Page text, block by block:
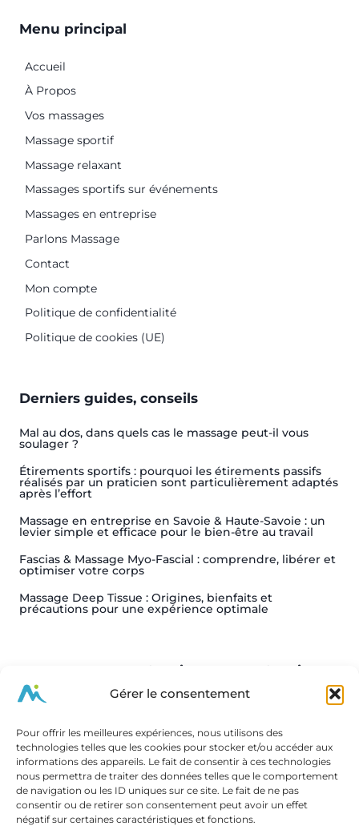
Gérer le consentement
Pour offrir les meilleures expériences, nous utilisons des
technologies telles que les cookies pour stocker et/ou accéder aux
informations des appareils. Le fait de consentir à ces technologies
nous permettra de traiter des données telles que le comportement
de navigation ou les ID uniques sur ce site. Le fait de ne pas
consentir ou de retirer son consentement peut avoir un effet
négatif sur certaines caractéristiques et fonctions.
Menu principal
Accueil
À Propos
Vos massages
Massage sportif
Massage relaxant
Massages sportifs sur événements
Massages en entreprise
Parlons Massage
Contact
Mon compte
Politique de confidentialité
Politique de cookies (UE)
Derniers guides, conseils
Mal au dos, dans quels cas le massage peut-il vous
soulager ?
Étirements sportifs : pourquoi les étirements passifs
réalisés par un praticien sont particulièrement adaptés
après l’effort
Massage en entreprise en Savoie & Haute-Savoie : un
levier simple et efficace pour le bien-être au travail
Fascias & Massage Myo-Fascial : comprendre, libérer et
optimiser votre corps
Massage Deep Tissue : Origines, bienfaits et
précautions pour une expérience optimale
Vos massages en Savoie et Haute-Savoie
Vos massages à Chambéry
Vos massages à Annecy
Vos massages à Rumilly
Vos massages en Savoie